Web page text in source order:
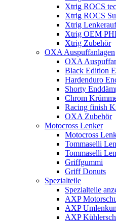
Xtrig ROCS
Xtrig ROCS
Xtrig
Xtrig OEM
Xtrig Zubehör
OXA Auspuffanlagen
OXA
Black Edition
Hardenduro
Shorty
Chrom
Racing finish
OXA Zubehör
Motocross Lenker
Motocross
Tommaselli
Tommaselli
Griffgummi
Griff Donuts
Spezialteile
Spezialteile
AXP
AXP
AXP